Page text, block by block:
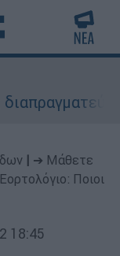
➔ Μάθετε
Ποιοι
18:45